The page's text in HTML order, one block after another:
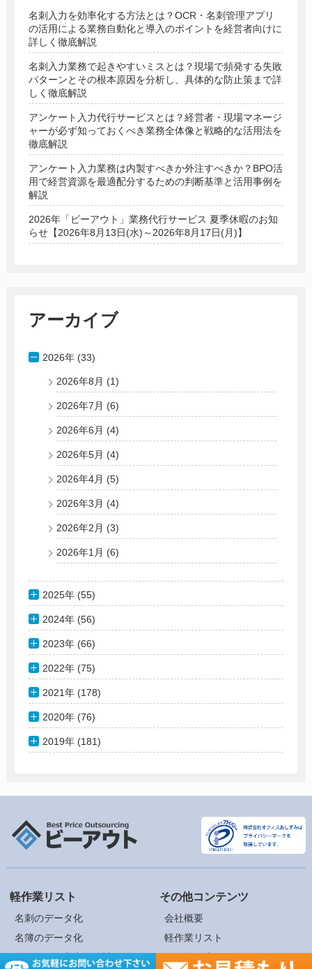
名刺入力を効率化する方法とは？OCR・名刺管理アプリ
の活用による業務自動化と導入のポイントを経営者向けに
詳しく徹底解説
名刺入力業務で起きやすいミスとは？現場で頻発する失敗
パターンとその根本原因を分析し、具体的な防止策まで詳
しく徹底解説
アンケート入力代行サービスとは？経営者・現場マネージ
ャーが必ず知っておくべき業務全体像と戦略的な活用法を
徹底解説
アンケート入力業務は内製すべきか外注すべきか？BPO活
用で経営資源を最適配分するための判断基準と活用事例を
解説
2026年「ビーアウト」業務代行サービス 夏季休暇のお知
らせ【2026年8月13日(水)～2026年8月17日(月)】
アーカイブ
2026年 (33)
2026年8月 (1)
2026年7月 (6)
2026年6月 (4)
2026年5月 (4)
2026年4月 (5)
2026年3月 (4)
2026年2月 (3)
2026年1月 (6)
2025年 (55)
2024年 (56)
2023年 (66)
2022年 (75)
2021年 (178)
2020年 (76)
2019年 (181)
軽作業リスト
名刺のデータ化
名簿のデータ化
アンケート入力・集計
その他コンテンツ
会社概要
軽作業リスト
ご依頼の流れ